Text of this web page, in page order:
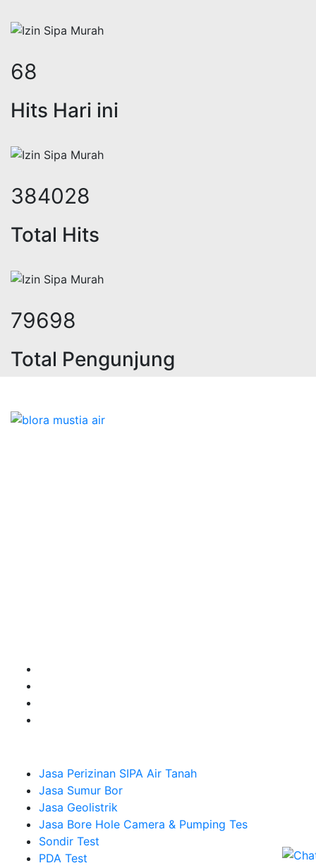
88
Hits Hari ini
502081
Total Hits
105438
Total Pengunjung
Jasa Perizinan SIPA Air Tanah
Jasa Sumur Bor
Jasa Geolistrik
Jasa Bore Hole Camera & Pumping Tes
Sondir Test
PDA Test